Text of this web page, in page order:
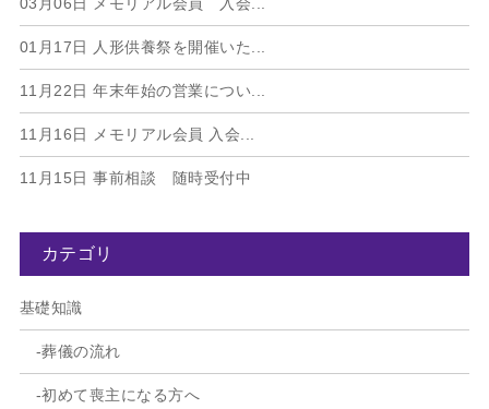
01月17日 人形供養祭を開催いた...
11月22日 年末年始の営業につい...
11月16日 メモリアル会員 入会...
11月15日 事前相談 随時受付中
カテゴリ
基礎知識
葬儀の流れ
初めて喪主になる方へ